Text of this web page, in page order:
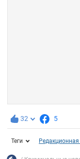
32 5
Теги